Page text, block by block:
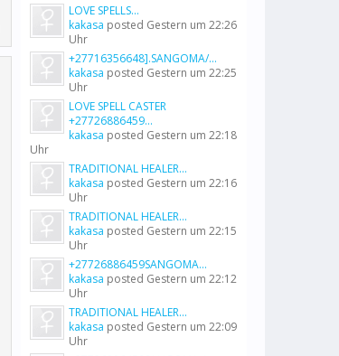
LOVE SPELLS...
kakasa posted Gestern um 22:26
Uhr
+27716356648].SANGOMA/...
kakasa posted Gestern um 22:25
Uhr
LOVE SPELL CASTER
+27726886459...
kakasa posted Gestern um 22:18
Uhr
TRADITIONAL HEALER...
kakasa posted Gestern um 22:16
Uhr
TRADITIONAL HEALER...
kakasa posted Gestern um 22:15
Uhr
+27726886459SANGOMA...
kakasa posted Gestern um 22:12
Uhr
TRADITIONAL HEALER...
kakasa posted Gestern um 22:09
Uhr